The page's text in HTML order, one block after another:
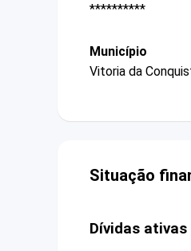
**********
Município
Vitoria da
Situação
Dívidas ativas